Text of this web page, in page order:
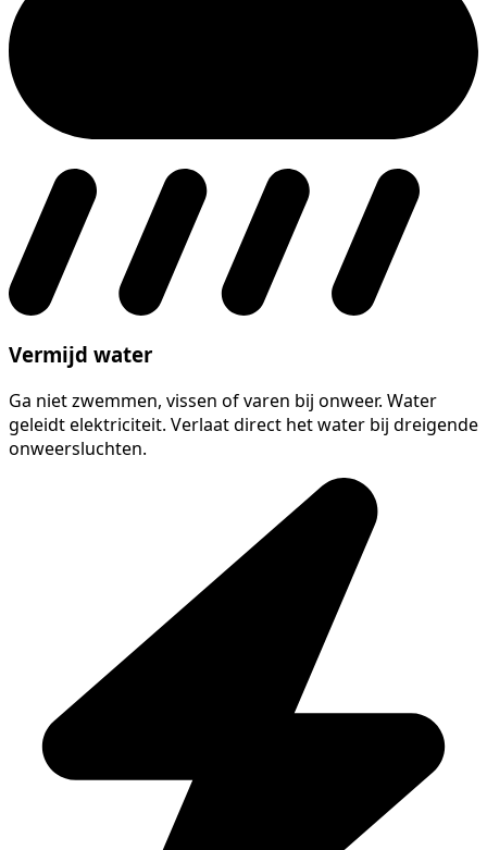
Vermijd water
Ga niet zwemmen, vissen of varen bij onweer. Water
geleidt elektriciteit. Verlaat direct het water bij dreigende
onweersluchten.